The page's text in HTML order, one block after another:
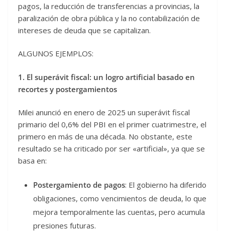
pagos, la reducción de transferencias a provincias, la
paralización de obra pública y la no contabilización de
intereses de deuda que se capitalizan.
ALGUNOS EJEMPLOS:
1. El superávit fiscal: un logro artificial basado en
recortes y postergamientos
Milei anunció en enero de 2025 un superávit fiscal
primario del 0,6% del PBI en el primer cuatrimestre, el
primero en más de una década. No obstante, este
resultado se ha criticado por ser «artificial», ya que se
basa en:
Postergamiento de pagos: El gobierno ha diferido
obligaciones, como vencimientos de deuda, lo que
mejora temporalmente las cuentas, pero acumula
presiones futuras.